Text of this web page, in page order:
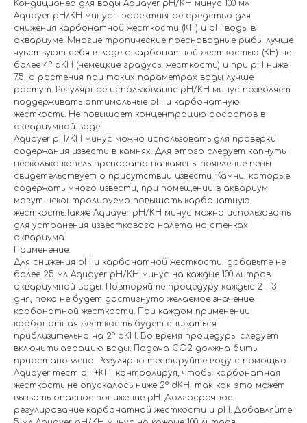
Кондиционер для воды Aquayer pH/KH минус 100 мл
Aquayer pH/KH минус – эффективное средство для
снижения карбонатной жесткости (КН) и рН воды в
аквариуме. Многие тропические пресноводные рыбы лучше
чувствуют себя в воде с карбонатной жесткостью (КН) не
более 4° dKH (немецкие градусы жесткости) и при рН ниже
7.5, а растения при таких параметрах воды лучше
растут. Регулярное использование pH/KH минус позволяет
поддерживать оптимальные рН и карбонатную
жесткость. Не повышает концентрацию фосфатов в
аквариумной воде.
Aquayer pH/KH минус можно использовать для проверки
содержания извести в камнях. Для этого следует капнуть
несколько капель препарата на камень: появление пены
свидетельствует о присутствии извести. Камни, которые
содержать много извести, при помещении в аквариум
могут неконтролируемо повышать карбонатную
жесткость.Также Aquayer pH/KH минус можно использовать
для устранения известкового налета на стенках
аквариума.
Применение:
Для снижения рН и карбонатной жесткости, добавьте не
более 25 мл Aquayer pH/KH минус на каждые 100 литров
аквариумной воды. Повторяйте процедуру каждые 2 - 3
дня, пока не будет достигнуто желаемое значение
карбонатной жесткости. При каждом применении
карбонатная жесткость будет снижаться
приблизительно на 2° dKH. Во время процедуры следует
включить аэрацию воды. Подача СО2 должна быть
приостановлена. Регулярно тестируйте воду с помощью
Aquayer тест pH+KH, контролируя, чтобы карбонатная
жесткость не опускалось ниже 2° dKH, так как это может
вызвать опасное понижение рН. Долгосрочное
регулирование карбонатной жесткости и рН. Добавляйте